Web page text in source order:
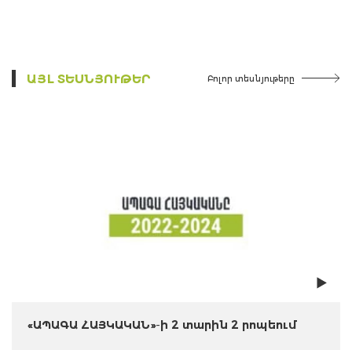
ԱՅԼ ՏԵՍՆՅՈՒԹԵՐ Բոլոր տեսնյութերը
«ԱՊԱԳԱ ՀԱՅԿԱԿԱՆ»-ի 2 տարին 2 րոպեում